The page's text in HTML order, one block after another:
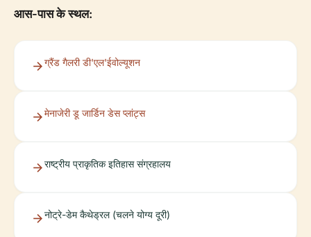
आस-पास के स्थल:
ग्रैंड गैलरी डी'एल'ईवोल्यूशन
मेनाजेरी डू जार्डिन डेस प्लांट्स
राष्ट्रीय प्राकृतिक इतिहास संग्रहालय
नोट्रे-डेम कैथेड्रल (चलने योग्य दूरी)